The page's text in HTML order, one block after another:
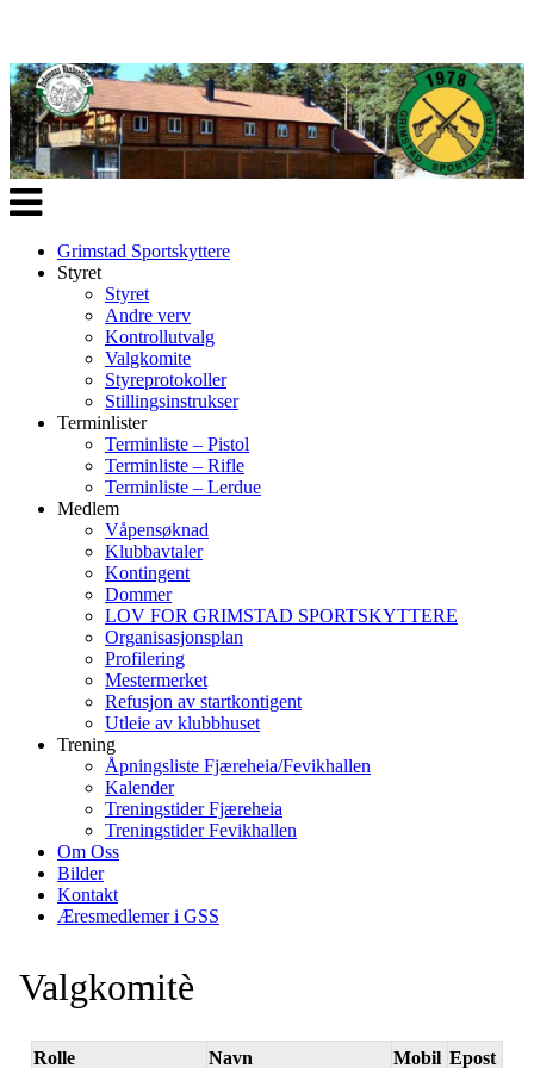
Veksle
navigasjon
Grimstad Sportskyttere
Styret
Styret
Andre verv
Kontrollutvalg
Valgkomite
Styreprotokoller
Stillingsinstrukser
Terminlister
Terminliste – Pistol
Terminliste – Rifle
Terminliste – Lerdue
Medlem
Våpensøknad
Klubbavtaler
Kontingent
Dommer
LOV FOR GRIMSTAD SPORTSKYTTERE
Organisasjonsplan
Profilering
Mestermerket
Refusjon av startkontigent
Utleie av klubbhuset
Trening
Åpningsliste Fjæreheia/Fevikhallen
Kalender
Treningstider Fjæreheia
Treningstider Fevikhallen
Om Oss
Bilder
Kontakt
Æresmedlemer i GSS
Valgkomitè
Rolle Navn Mobil Epost